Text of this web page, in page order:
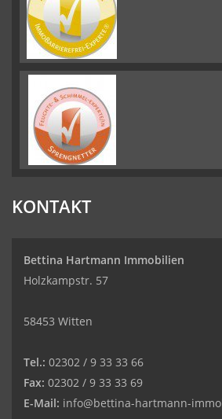
KONTAKT
Bettina Hartmann Immobilien
Holzkampstr. 57
58453 Witten
Tel.: 02302 / 9 33 33 66
Fax: 02302 / 9 33 33 69
E-Mail: info@bettina-hartmann-